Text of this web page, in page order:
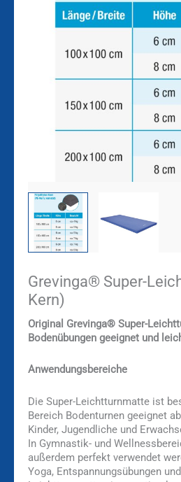
Grevinga® Super-
Kern)
Original Grevinga® Super-
Bodenübungen geeignet und
Anwendungsbereiche
Die Super-Leichtturnmatte ist
Bereich Bodenturnen geeignet
Kinder, Jugendliche und
In Gymnastik- und
außerdem perfekt verwendet
Yoga, Entspannungsübungen